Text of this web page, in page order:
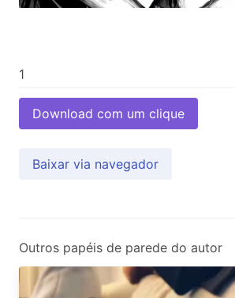
Download com um clique
Baixar via navegador
Outros papéis de parede do autor